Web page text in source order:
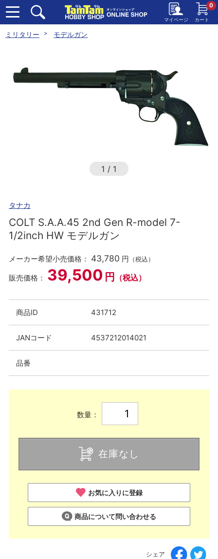
マイページ カート
0
ミリタリー モデルガン
1 / 1
タナカ
COLT S.A.A.45 2nd Gen R-model 7-
1/2inch HW モデルガン
メーカー希望小売価格： 43,780 円 （税込）
販売価格： 39,500 円 （税込）
商品ID 431712
JANコード 4537212014021
品番
数量：
在庫なし
お気に入りに登録
商品について問い合わせる
シェア